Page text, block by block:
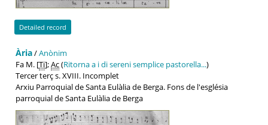
Detailed record
Ària/Anònim
Fa M. [Ti];Ac(Ritorna a i di sereni semplice pastorella...)
Tercer terç s. XVIII. Incomplet
Arxiu Parroquial de Santa Eulàlia de Berga. Fons de l'església
parroquial de Santa Eulàlia de Berga